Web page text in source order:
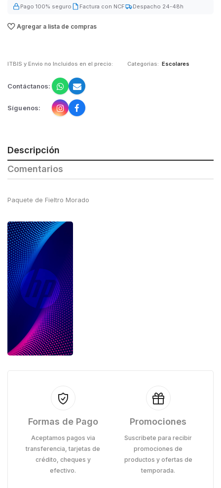
Pago 100% seguro Factura con NCF Despacho 24-48h
Agregar a lista de compras
ITBIS y Envio no Incluidos en el precio: Categorias: Escolares
Contáctanos:
Síguenos:
Descripción
Comentarios
Paquete de Fieltro Morado
Formas de Pago
Aceptamos pagos via
transferencia, tarjetas de
crédito, cheques y
efectivo.
Promociones
Suscribete para recibir
promociones de
productos y ofertas de
temporada.